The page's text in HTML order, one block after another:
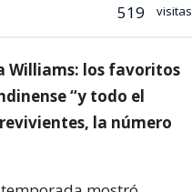
519 visitas
Williams: los favoritos
“y todo el
la número